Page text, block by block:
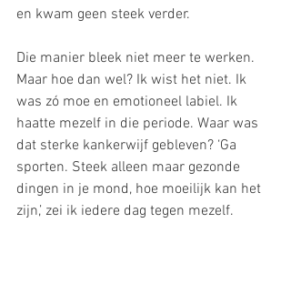
en kwam geen steek verder.
Die manier bleek niet meer te werken.
Maar hoe dan wel? Ik wist het niet. Ik
was zó moe en emotioneel labiel. Ik
haatte mezelf in die periode. Waar was
dat sterke kankerwijf gebleven? ‘Ga
sporten. Steek alleen maar gezonde
dingen in je mond, hoe moeilijk kan het
zijn,’ zei ik iedere dag tegen mezelf.